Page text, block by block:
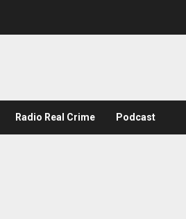
Radio Real Crime Podcast